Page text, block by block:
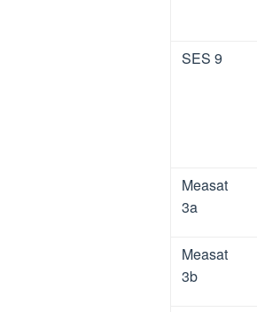
SES 9
Measat
3a
Measat
3b